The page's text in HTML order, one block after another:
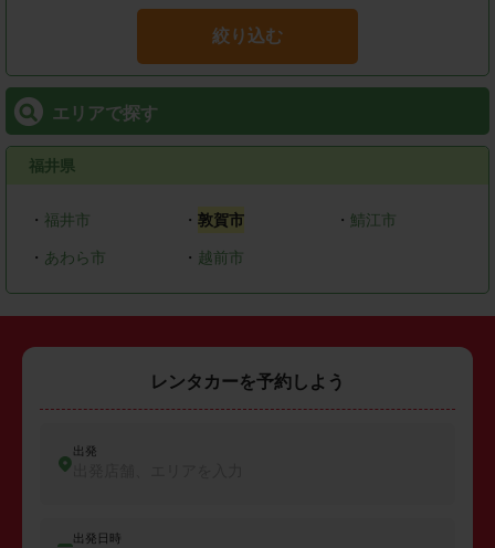
絞り込む
エリアで探す
福井県
・ 福井市 ・ 敦賀市 ・鯖江市
・ あわら市 ・ 越前市
レンタカーを予約しよう
出発
出発日時